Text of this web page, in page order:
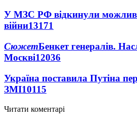
У МЗС РФ відкинули
війни13171
СюжетБенкет генералів.
Москві12036
Україна поставила Путіна
ЗМІ10115
Читати коментарі